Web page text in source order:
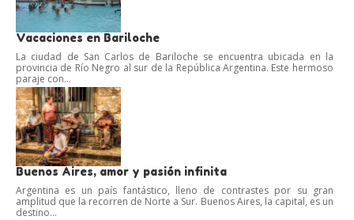
Vacaciones en Bariloche
La ciudad de San Carlos de Bariloche se encuentra ubicada en la
provincia de Río Negro al sur de la República Argentina. Este hermoso
paraje con...
Buenos Aires, amor y pasión infinita
Argentina es un país fantástico, lleno de contrastes por su gran
amplitud que la recorren de Norte a Sur. Buenos Aires, la capital, es un
destino...